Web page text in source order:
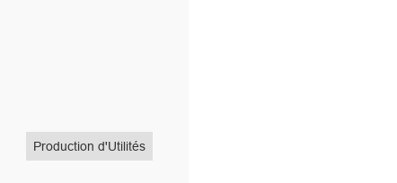
Production d'Utilités